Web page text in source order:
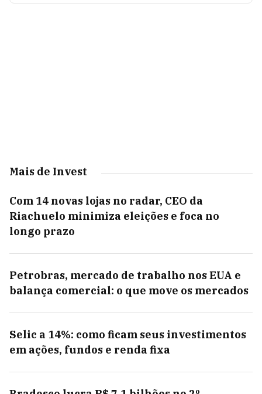
Mais de Invest
Com 14 novas lojas no radar, CEO da
Riachuelo minimiza eleições e foca no
longo prazo
Petrobras, mercado de trabalho nos EUA e
balança comercial: o que move os mercados
Selic a 14%: como ficam seus investimentos
em ações, fundos e renda fixa